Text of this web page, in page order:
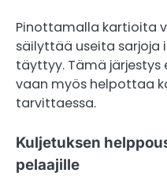
Pinottamalla kartioita
säilyttää useita
täyttyy. Tämä
vaan myös helpottaa
tarvittaessa.
Kuljetuksen
pelaajille